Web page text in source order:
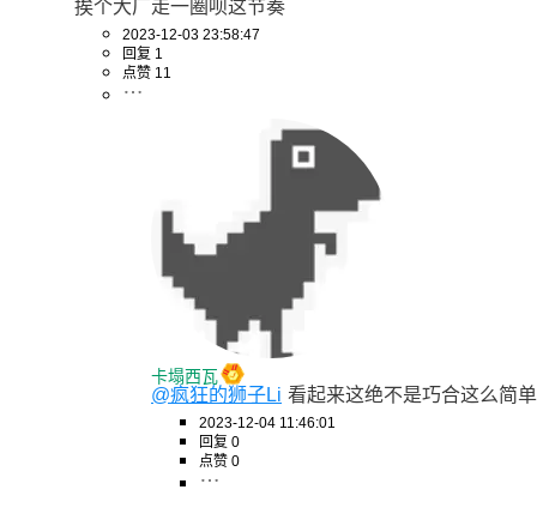
挨个大厂走一圈呗这节奏
2023-12-03 23:58:47
回复 1
点赞 11
卡塌西瓦
@疯狂的狮子Li 看起来这绝不是巧合这么简单
2023-12-04 11:46:01
回复 0
点赞 0